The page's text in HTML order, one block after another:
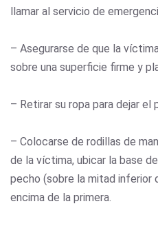
llamar al servicio de
– Asegurarse de que la
sobre una superficie firme y
– Retirar su ropa para dejar el
– Colocarse de rodillas de
de la víctima, ubicar la base
pecho (sobre la mitad inferior
encima de la primera.